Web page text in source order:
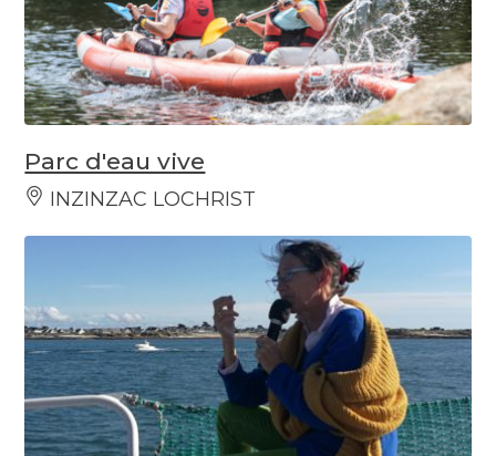
Parc d'eau vive
INZINZAC LOCHRIST